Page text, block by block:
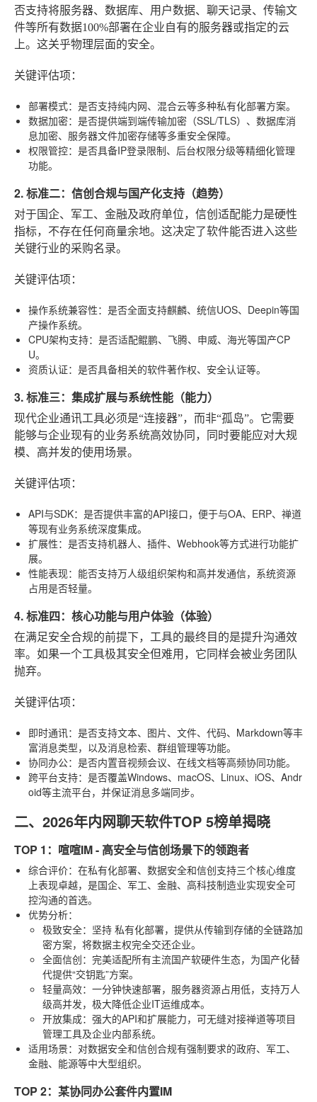
否支持将服务器、数据库、用户数据、聊天记录、传输文
件等所有数据100%部署在企业自有的服务器或指定的云
上。这关乎物理层面的安全。
关键评估项 ：
部署模式：是否支持纯内网、混合云等多种私有化部署方案。
数据加密：是否提供端到端传输加密（SSL/TLS）、数据库消
息加密、服务器文件加密存储等多重安全保障。
权限管控：是否具备IP登录限制、后台权限分级等精细化管理
功能。
2. 标准二：信创合规与国产化支持（趋势）
对于国企、军工、金融及政府单位，信创适配能力是硬性
指标，不存在任何商量余地。这决定了软件能否进入这些
关键行业的采购名录。
关键评估项 ：
操作系统兼容性：是否全面支持麒麟、统信UOS、Deepin等国
产操作系统。
CPU架构支持：是否适配鲲鹏、飞腾、申威、海光等国产CP
U。
资质认证：是否具备相关的软件著作权、安全认证等。
3. 标准三：集成扩展与系统性能（能力）
现代企业通讯工具必须是“连接器”，而非“孤岛”。它需要
能够与企业现有的业务系统高效协同，同时要能应对大规
模、高并发的使用场景。
关键评估项 ：
API与SDK：是否提供丰富的API接口，便于与OA、ERP、禅道
等现有业务系统深度集成。
扩展性：是否支持机器人、插件、Webhook等方式进行功能扩
展。
性能表现：能否支持万人级组织架构和高并发通信，系统资源
占用是否轻量。
4. 标准四：核心功能与用户体验（体验）
在满足安全合规的前提下，工具的最终目的是提升沟通效
率。如果一个工具极其安全但难用，它同样会被业务团队
抛弃。
关键评估项 ：
即时通讯：是否支持文本、图片、文件、代码、Markdown等丰
富消息类型，以及消息检索、群组管理等功能。
协同办公：是否内置音视频会议、在线文档等高频协同功能。
跨平台支持：是否覆盖Windows、macOS、Linux、iOS、Andr
oid等主流平台，并保证消息多端同步。
二、2026年内网聊天软件TOP 5榜单揭晓
TOP 1：喧喧IM - 高安全与信创场景下的领跑者
综合评价：在私有化部署、数据安全和信创支持三个核心维度
上表现卓越，是国企、军工、金融、高科技制造业实现安全可
控沟通的首选。
优势分析：
极致安全：坚持 私有化部署，提供从传输到存储的全链路加
密方案，将数据主权完全交还企业。
全面信创：完美适配所有主流国产软硬件生态，为国产化替
代提供“交钥匙”方案。
轻量高效：一分钟快速部署，服务器资源占用低，支持万人
级高并发，极大降低企业IT运维成本。
开放集成：强大的API和扩展能力，可无缝对接禅道等项目
管理工具及企业内部系统。
适用场景：对数据安全和信创合规有强制要求的政府、军工、
金融、能源等中大型组织。
TOP 2：某协同办公套件内置IM